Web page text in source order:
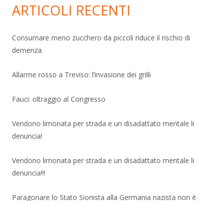
ARTICOLI RECENTI
Consumare meno zucchero da piccoli riduce il rischio di
demenza
Allarme rosso a Treviso: l’invasione dei grilli
Fauci: oltraggio al Congresso
Vendono limonata per strada e un disadattato mentale li
denuncia!
Vendono limonata per strada e un disadattato mentale li
denuncia!!!
Paragonare lo Stato Sionista alla Germania nazista non è